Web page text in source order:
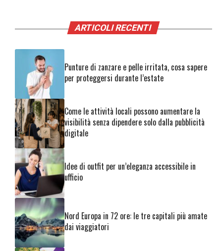
ARTICOLI RECENTI
Punture di zanzare e pelle irritata, cosa sapere
per proteggersi durante l’estate
Come le attività locali possono aumentare la
visibilità senza dipendere solo dalla pubblicità
digitale
Idee di outfit per un’eleganza accessibile in
ufficio
Nord Europa in 72 ore: le tre capitali più amate
dai viaggiatori